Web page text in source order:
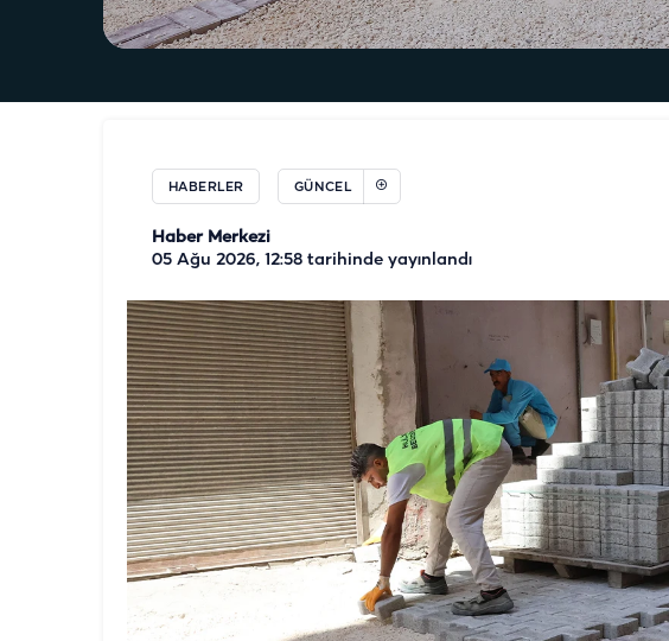
HABERLER GÜNCEL
Haber Merkezi
05 Ağu 2026, 12:58 tarihinde yayınlandı